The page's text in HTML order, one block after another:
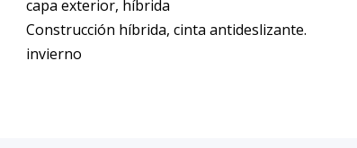
capa exterior, híbrida
Construcción híbrida, cinta antideslizante.
invierno